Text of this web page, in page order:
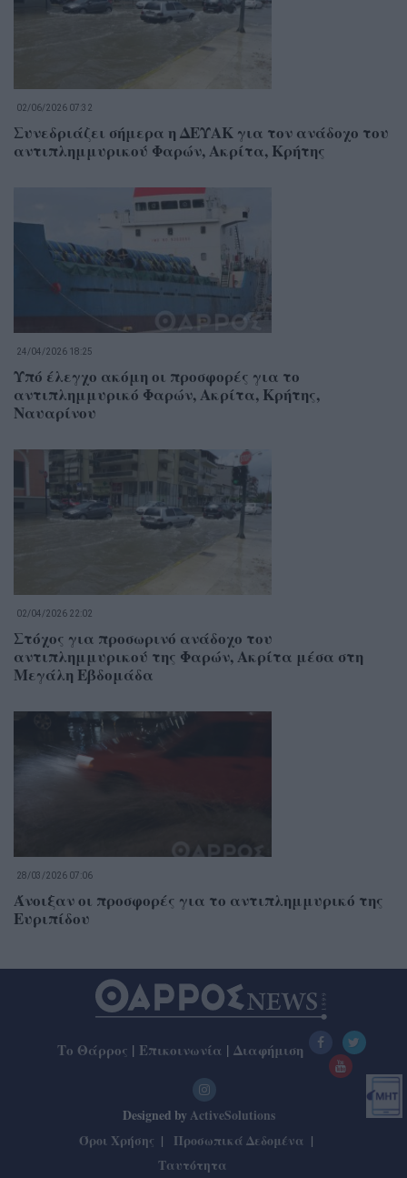
02/06/2026 07:32
Συνεδριάζει σήμερα η ΔΕΥΑΚ για τον ανάδοχο του
αντιπλημμυρικού Φαρών, Ακρίτα, Κρήτης
24/04/2026 18:25
Υπό έλεγχο ακόμη οι προσφορές για το
αντιπλημμυρικό Φαρών, Ακρίτα, Κρήτης,
Ναυαρίνου
02/04/2026 22:02
Στόχος για προσωρινό ανάδοχο του
αντιπλημμυρικού της Φαρών, Ακρίτα μέσα στη
Μεγάλη Εβδομάδα
28/03/2026 07:06
Άνοιξαν οι προσφορές για το αντιπλημμυρικό της
Ευριπίδου
Το Θάρρος | Επικοινωνία | Διαφήμιση
Designed by ActiveSolutions
Όροι Χρήσης
Προσωπικά Δεδομένα
Ταυτότητα